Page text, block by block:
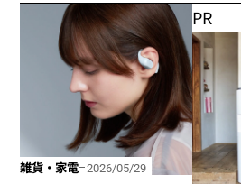
みのトング」が登場！
雑貨・家電 2026/05/29
PR